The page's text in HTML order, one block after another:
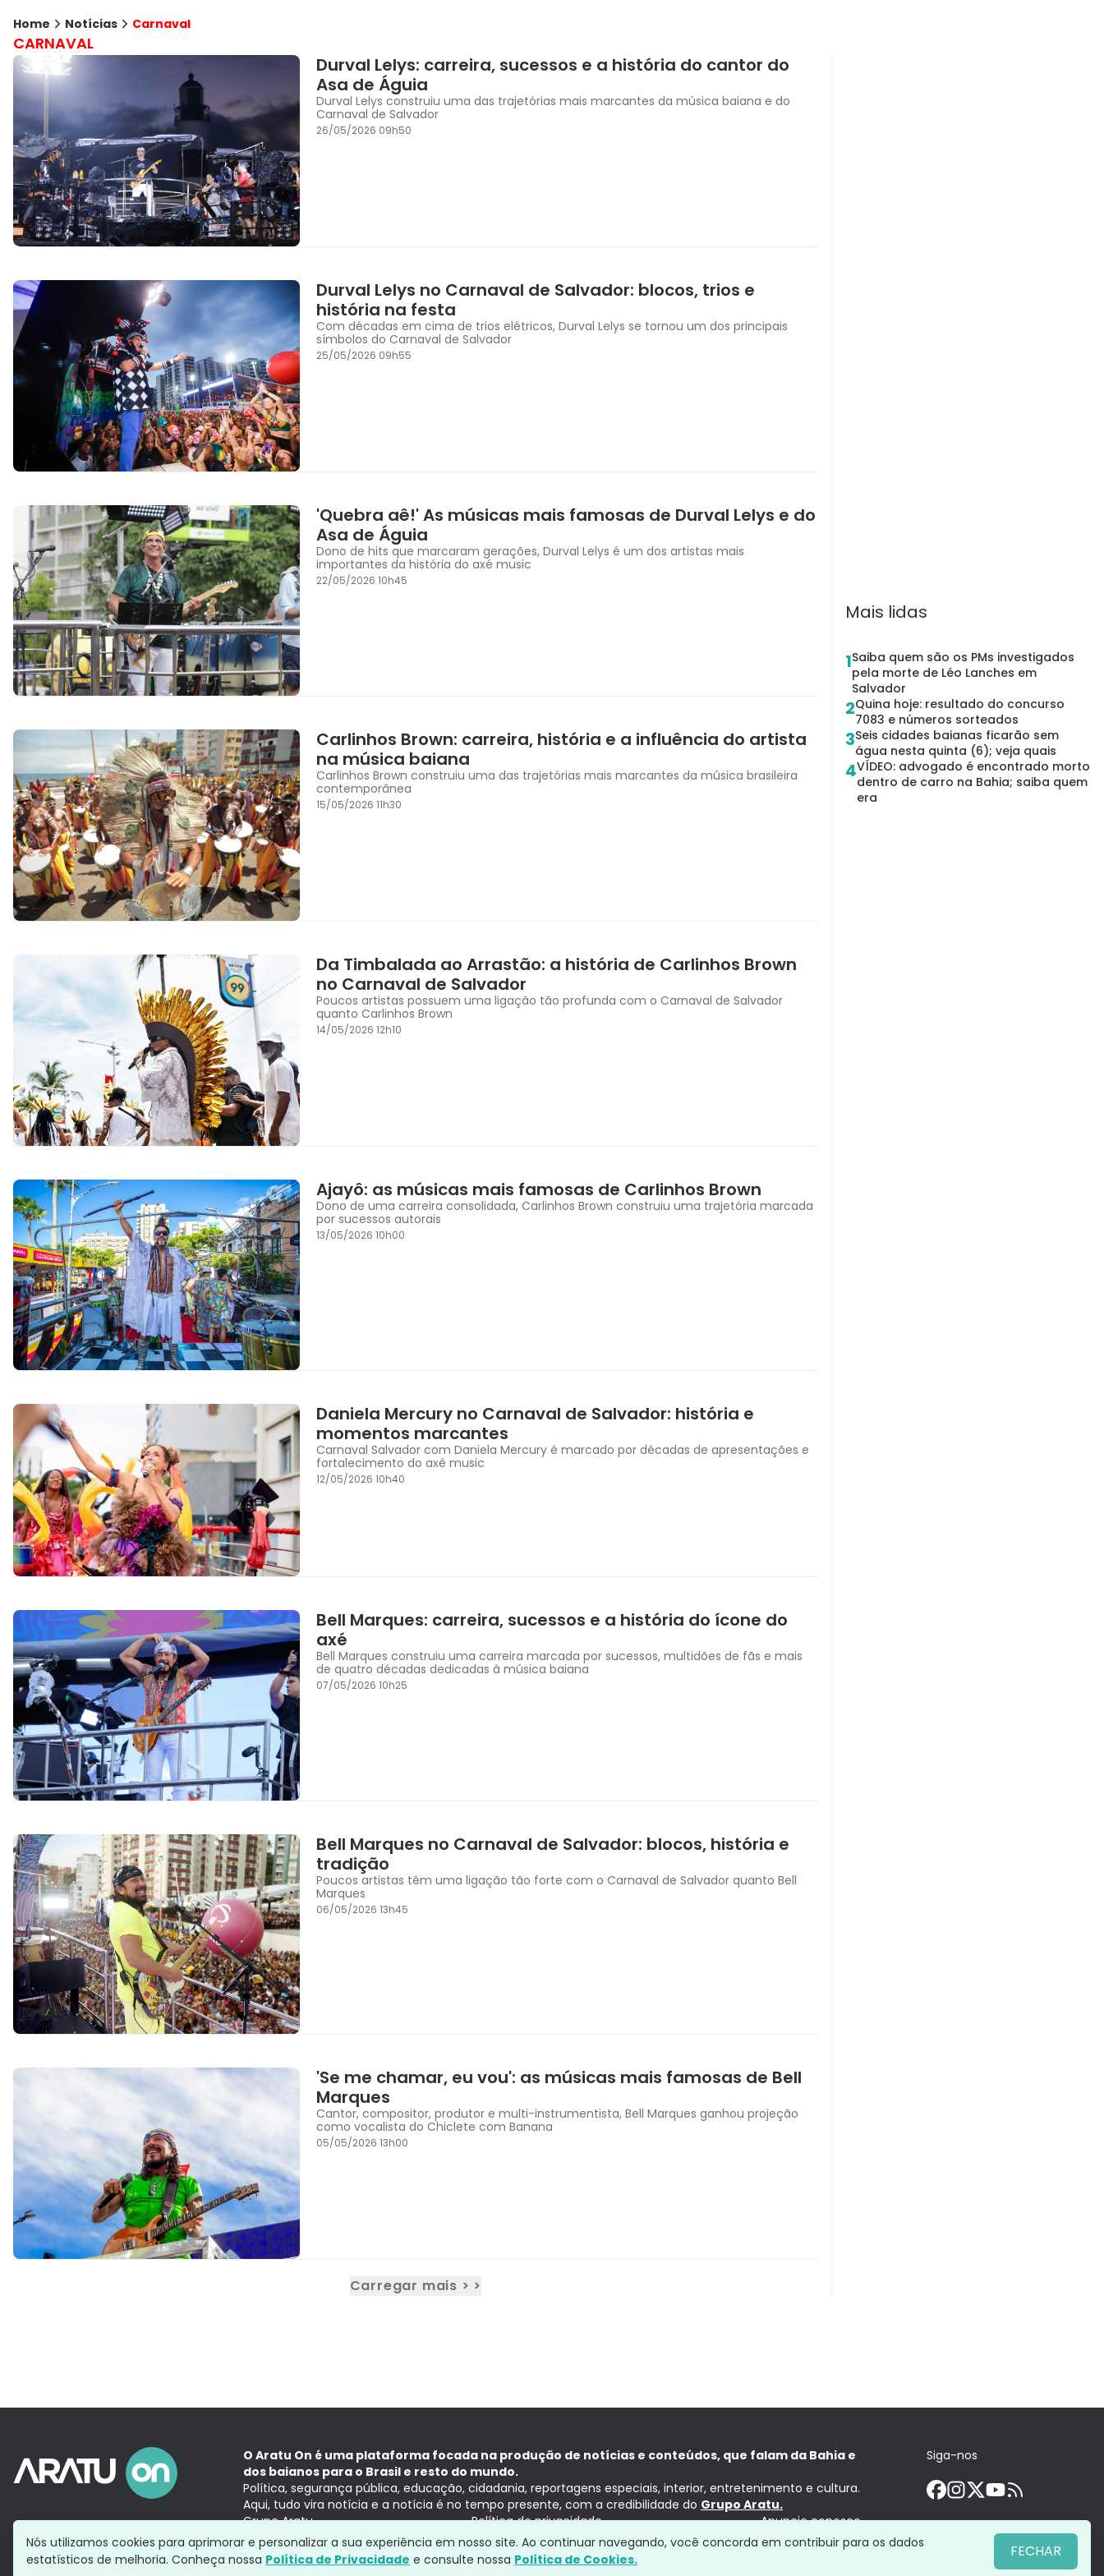
Home Notícias Carnaval
CARNAVAL
Durval Lelys: carreira, sucessos e a história do cantor do
Asa de Águia
Durval Lelys construiu uma das trajetórias mais marcantes da música baiana e do
Carnaval de Salvador
26/05/2026 09h50
Durval Lelys no Carnaval de Salvador: blocos, trios e
história na festa
Com décadas em cima de trios elétricos, Durval Lelys se tornou um dos principais
símbolos do Carnaval de Salvador
25/05/2026 09h55
'Quebra aê!' As músicas mais famosas de Durval Lelys e do
Asa de Águia
Dono de hits que marcaram gerações, Durval Lelys é um dos artistas mais
importantes da história do axé music
22/05/2026 10h45
Carlinhos Brown: carreira, história e a influência do artista
na música baiana
Carlinhos Brown construiu uma das trajetórias mais marcantes da música brasileira
contemporânea
15/05/2026 11h30
Da Timbalada ao Arrastão: a história de Carlinhos Brown
no Carnaval de Salvador
Poucos artistas possuem uma ligação tão profunda com o Carnaval de Salvador
quanto Carlinhos Brown
14/05/2026 12h10
Ajayô: as músicas mais famosas de Carlinhos Brown
Dono de uma carreira consolidada, Carlinhos Brown construiu uma trajetória marcada
por sucessos autorais
13/05/2026 10h00
Daniela Mercury no Carnaval de Salvador: história e
momentos marcantes
Carnaval Salvador com Daniela Mercury é marcado por décadas de apresentações e
fortalecimento do axé music
12/05/2026 10h40
Bell Marques: carreira, sucessos e a história do ícone do
axé
Bell Marques construiu uma carreira marcada por sucessos, multidões de fãs e mais
de quatro décadas dedicadas à música baiana
07/05/2026 10h25
Bell Marques no Carnaval de Salvador: blocos, história e
tradição
Poucos artistas têm uma ligação tão forte com o Carnaval de Salvador quanto Bell
Marques
06/05/2026 13h45
'Se me chamar, eu vou': as músicas mais famosas de Bell
Marques
Cantor, compositor, produtor e multi-instrumentista, Bell Marques ganhou projeção
como vocalista do Chiclete com Banana
05/05/2026 13h00
Carregar mais > >
Mais lidas
1Saiba quem são os PMs investigados
pela morte de Léo Lanches em
Salvador
2Quina hoje: resultado do concurso
7083 e números sorteados
3Seis cidades baianas ficarão sem
água nesta quinta (6); veja quais
4VÍDEO: advogado é encontrado morto
dentro de carro na Bahia; saiba quem
era
O Aratu On é uma plataforma focada na produção de notícias e conteúdos, que falam da Bahia e
dos baianos para o Brasil e resto do mundo.
Política, segurança pública, educação, cidadania, reportagens especiais, interior, entretenimento e cultura.
Aqui, tudo vira notícia e a notícia é no tempo presente, com a credibilidade do Grupo Aratu.
Grupo Aratu
Política de privacidade Anuncie conosco
Siga-nos
Nós utilizamos cookies para aprimorar e personalizar a sua experiência em nosso site. Ao continuar navegando, você concorda em contribuir para os dados
estatísticos de melhoria. Conheça nossa Política de Privacidade e consulte nossa Política de Cookies. FECHAR